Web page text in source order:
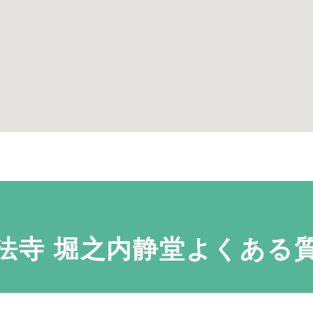
寺 堀之内静堂よくある